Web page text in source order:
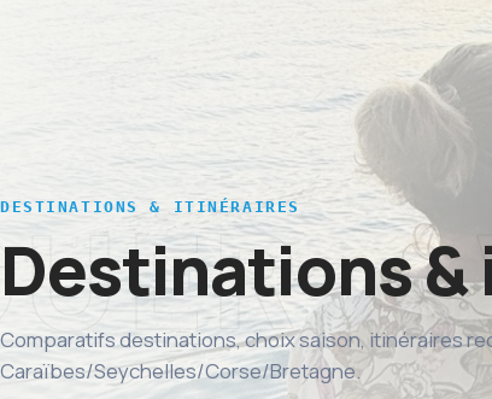
DESTINATIONS & ITINÉRAIRES
Destinations
Comparatifs destinations, choix saison, itinéraires
Caraïbes/Seychelles/Corse/Bretagne.